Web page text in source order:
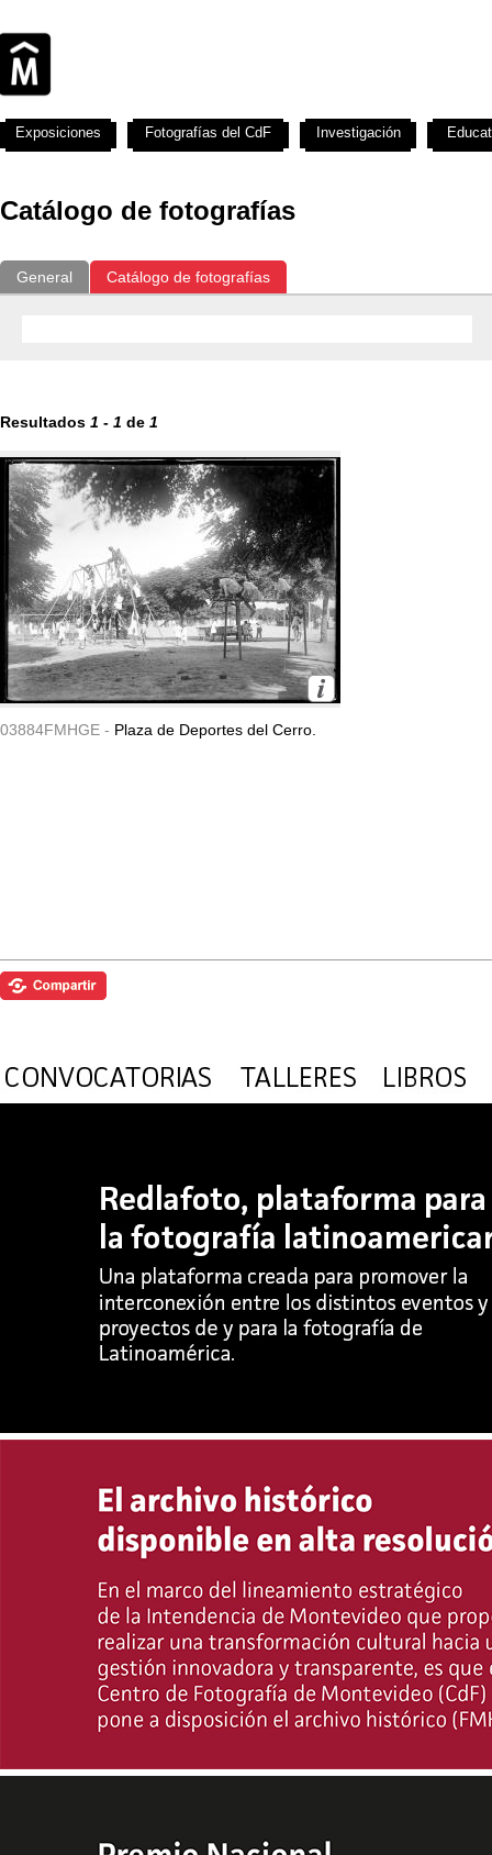
Catálogo de fotografías
General Catálogo de fotografías
Resultados 1 - 1 de 1
03884FMHGE - Plaza de Deportes del Cerro.
Exposiciones Fotografías del CdF Investigación